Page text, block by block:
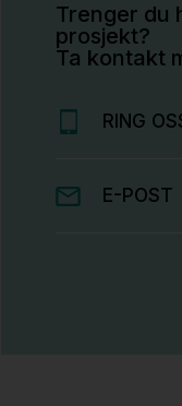
Trenger du
prosjekt?
Ta kontakt
RING
E-POST